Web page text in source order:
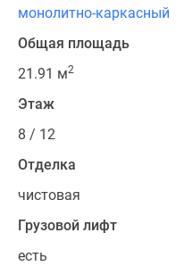
монолитно-каркасный
Общая площадь
21.91 м2
Этаж
8 / 12
Отделка
чистовая
Грузовой лифт
есть